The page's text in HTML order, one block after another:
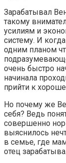
Зарабатывал
такому
усилиям и
систему. И
одним планом
очень быстро
начинала
прийти к
Но почему же
себя? Ведь
совершенно
выяснилось
в семье, где
отец